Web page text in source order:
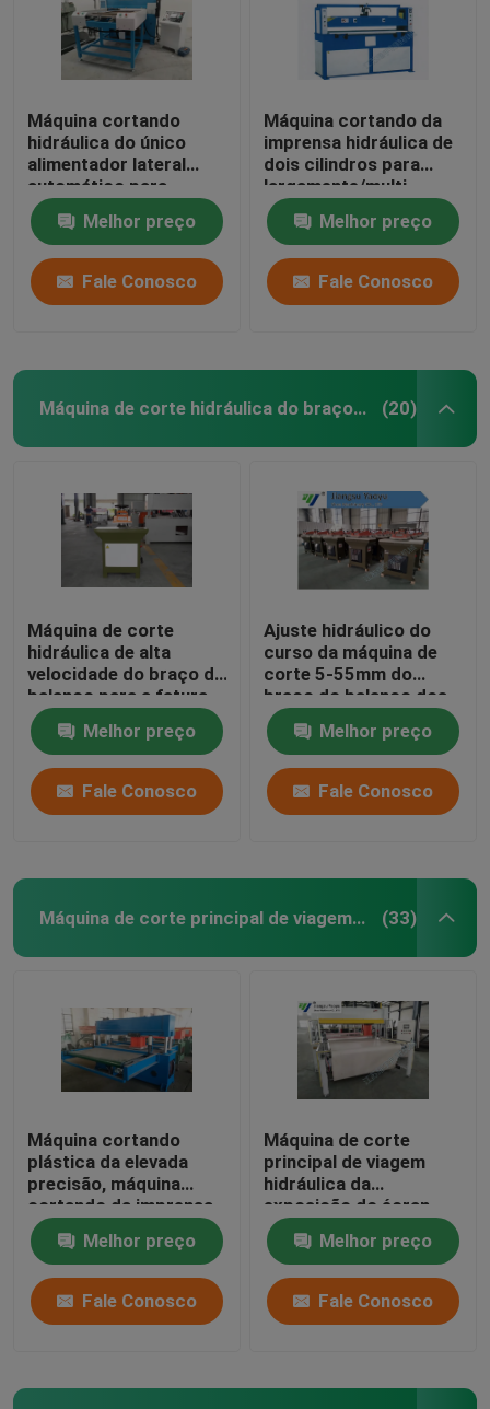
Máquina cortando
hidráulica do único
alimentador lateral
automático para
EVA/espuma
Melhor preço
Fale Conosco
Máquina cortando da
imprensa hidráulica de
dois cilindros para
largamente/multi
camada dos materiais
Melhor preço
Fale Conosco
Máquina de corte hidráulica do braço do balanço (20)
Máquina de corte
hidráulica de alta
velocidade do braço do
balanço para a fatura
da luva de couro
Melhor preço
Fale Conosco
Ajuste hidráulico do
curso da máquina de
corte 5-55mm do
braço do balanço dos
grupos de telefone
celularMelhor preço
Fale Conosco
Máquina de corte principal de viagem hidráulica (33)
Máquina cortando
plástica da elevada
precisão, máquina
cortando da imprensa
hidráulica
Melhor preço
Fale Conosco
Máquina de corte
principal de viagem
hidráulica da
exposição do écran
sensível para materiais
do
assoalho/brandamente
filme
Melhor preço
Fale Conosco